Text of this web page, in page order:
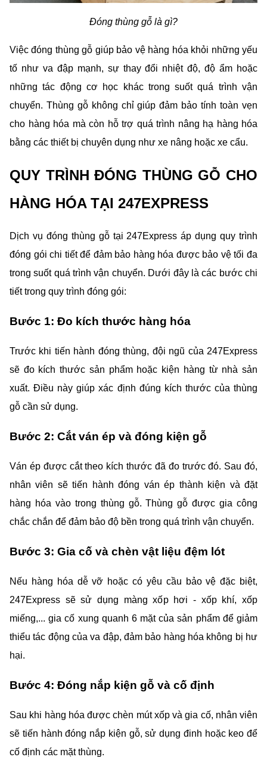
Đóng thùng gỗ là gì?
Việc đóng thùng gỗ giúp bảo vệ hàng hóa khỏi những yếu
tố như va đập mạnh, sự thay đổi nhiệt độ, độ ẩm hoặc
những tác động cơ học khác trong suốt quá trình vận
chuyển. Thùng gỗ không chỉ giúp đảm bảo tính toàn vẹn
cho hàng hóa mà còn hỗ trợ quá trình nâng hạ hàng hóa
bằng các thiết bị chuyên dụng như xe nâng hoặc xe cẩu.
QUY TRÌNH ĐÓNG THÙNG GỖ CHO
HÀNG HÓA TẠI 247EXPRESS
Dịch vụ đóng thùng gỗ tại 247Express áp dụng quy trình
đóng gói chi tiết để đảm bảo hàng hóa được bảo vệ tối đa
trong suốt quá trình vận chuyển. Dưới đây là các bước chi
tiết trong quy trình đóng gói:
Bước 1: Đo kích thước hàng hóa
Trước khi tiến hành đóng thùng, đội ngũ của 247Express
sẽ đo kích thước sản phẩm hoặc kiện hàng từ nhà sản
xuất. Điều này giúp xác định đúng kích thước của thùng
gỗ cần sử dụng.
Bước 2: Cắt ván ép và đóng kiện gỗ
Ván ép được cắt theo kích thước đã đo trước đó. Sau đó,
nhân viên sẽ tiến hành đóng ván ép thành kiện và đặt
hàng hóa vào trong thùng gỗ. Thùng gỗ được gia công
chắc chắn để đảm bảo độ bền trong quá trình vận chuyển.
Bước 3: Gia cố và chèn vật liệu đệm lót
Nếu hàng hóa dễ vỡ hoặc có yêu cầu bảo vệ đặc biệt,
247Express sẽ sử dụng màng xốp hơi - xốp khí, xốp
miếng,... gia cố xung quanh 6 mặt của sản phẩm để giảm
thiểu tác động của va đập, đảm bảo hàng hóa không bị hư
hại.
Bước 4: Đóng nắp kiện gỗ và cố định
Sau khi hàng hóa được chèn mút xốp và gia cố, nhân viên
sẽ tiến hành đóng nắp kiện gỗ, sử dụng đinh hoặc keo để
cố định các mặt thùng.